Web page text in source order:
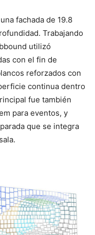
fachada de 19.8
Trabajando
utilizó
con el fin de
reforzados con
continua dentro
fue también
para eventos, y
que se integra